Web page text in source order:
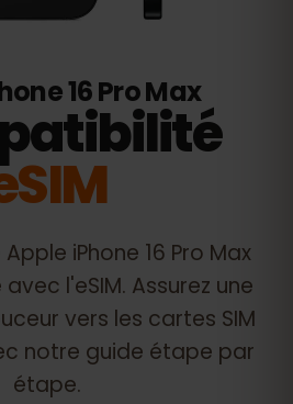
16 Pro Max
Apple iPhone 16 Pro Max
l'eSIM. Assurez une
vers les cartes SIM
notre guide étape par
étape.